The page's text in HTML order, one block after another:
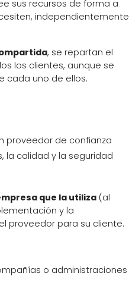
sus recursos de forma a
independientemente
, se repartan el
los clientes, aunque se
cada uno de ellos.
proveedor de confianza
la calidad y la seguridad
que la utiliza (al
y la
proveedor para su cliente.
o administraciones